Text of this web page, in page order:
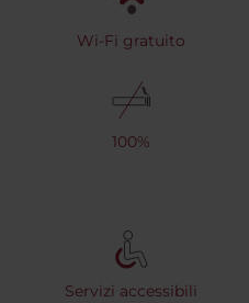
Wi-Fi gratuito
100%
Servizi accessibili